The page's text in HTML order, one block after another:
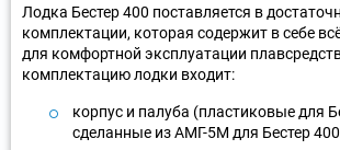
Лодка Бестер 400 поставляется в
комплектации, которая содержит в себе
для комфортной эксплуатации
комплектацию лодки входит:
корпус и палуба (пластиковые для
сделанные из АМГ-5М для Бестер